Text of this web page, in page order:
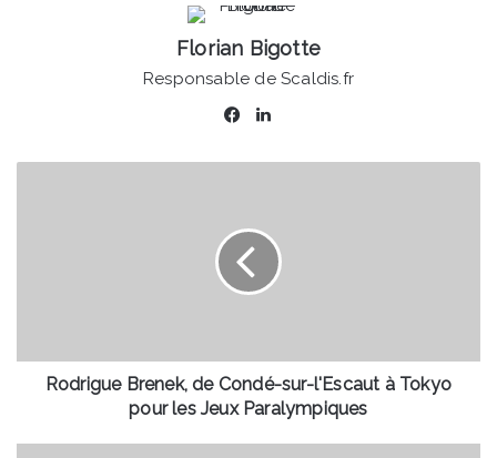
Florian Bigotte
Responsable de Scaldis.fr
Facebook
pour
Rodrigue Brenek, de Condé-sur-l'Escaut à Tokyo
pour les Jeux Paralympiques